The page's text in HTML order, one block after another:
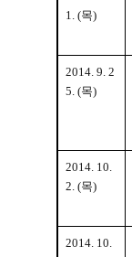
1. (목)
2014. 9. 2
5. (목)
2014. 10.
2. (목)
2014. 10.